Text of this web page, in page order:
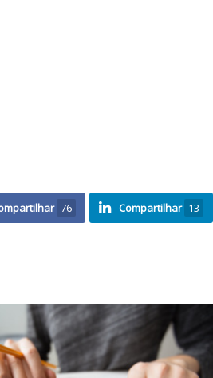
76 Compartilhar 13